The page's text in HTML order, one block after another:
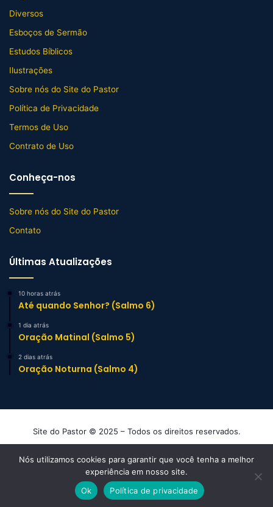
Diversos
Esboços de Sermão
Estudos Bíblicos
Ilustrações
Sobre nós do Site do Pastor
Política de Privacidade
Termos de Uso
Contrato de Uso
Conheça-nos
Sobre nós do Site do Pastor
Contato
Últimas Atualizações
10 horas atrás
Até quando Senhor? (Salmo 6)
1 dia atrás
Oração Matinal (Salmo 5)
2 dias atrás
Oração Noturna (Salmo 4)
Site do Pastor © 2025 – Todos os direitos reservados.
FacebookYouTubeInstagram
TikTokWhatsApp
Nós utilizamos cookies para garantir que você tenha a melhor
experiência em nosso site.
Ok
Política de privacidade